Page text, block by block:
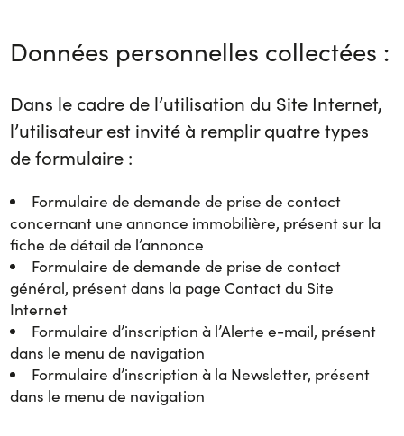
Données personnelles collectées :
Dans le cadre de l’utilisation du Site Internet,
l’utilisateur est invité à remplir quatre types
de formulaire :
Formulaire de demande de prise de contact
concernant une annonce immobilière, présent sur la
fiche de détail de l’annonce
Formulaire de demande de prise de contact
général, présent dans la page Contact du Site
Internet
Formulaire d’inscription à l’Alerte e-mail, présent
dans le menu de navigation
Formulaire d’inscription à la Newsletter, présent
dans le menu de navigation